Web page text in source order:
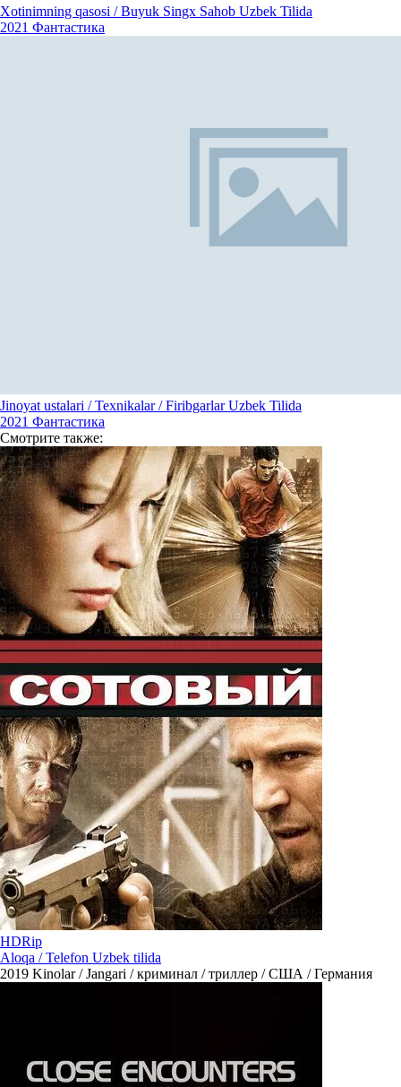
Xotinimning qasosi / Buyuk Singx Sahob Uzbek Tilida
2021 Фантастика
Jinoyat ustalari / Texnikalar / Firibgarlar Uzbek Tilida
2021 Фантастика
Смотрите также:
HDRip
Aloqa / Telefon Uzbek tilida
2019 Kinolar / Jangari / криминал / триллер / США / Германия